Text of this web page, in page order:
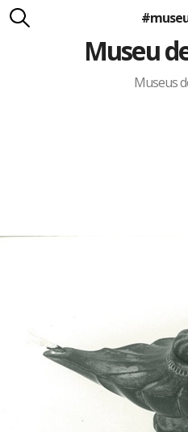
Suma't a
Carlota Royo
Francesca Barcellona
Museu
Museus